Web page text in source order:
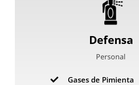
Defensa
Personal
Gases de Pimienta